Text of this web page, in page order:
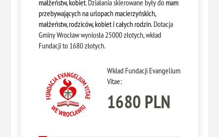
małżeństw, kobiet. Działania skierowane były do mam
przebywających na urlopach macierzyńskich,
małżeństw, rodziców, kobiet i całych rodzin.Dotacja
Gminy Wrocław wyniosła 25000 złotych, wkład
Fundacji to 1680 złotych.
Wkład Fundacji Evangelium
Vitae:
1680 PLN